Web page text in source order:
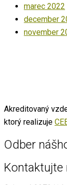
marec 2022
december
november
Akreditovaný
ktorý realizuje
Odber
Kontaktujte